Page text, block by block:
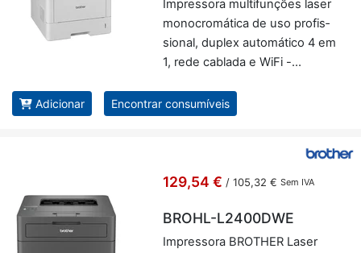
Im­pres­sora mul­ti­fun­ções laser
mo­no­cro­má­tica de uso pro­fis­
si­onal, du­plex au­to­má­tico 4 em
1, rede ca­blada e WiFi -
Adicionar Encontrar consumíveis
129,54 € / 105,32 € Sem IVA
BROHL-L2400DWE
Im­pres­sora BROTHER Laser